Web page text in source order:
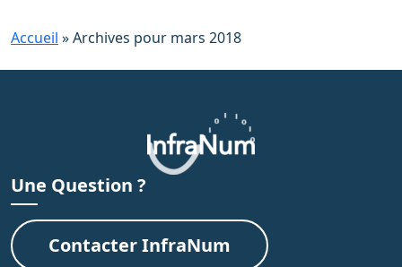
Accueil »Archives pour mars 2018
Une Question ?
Contacter InfraNum